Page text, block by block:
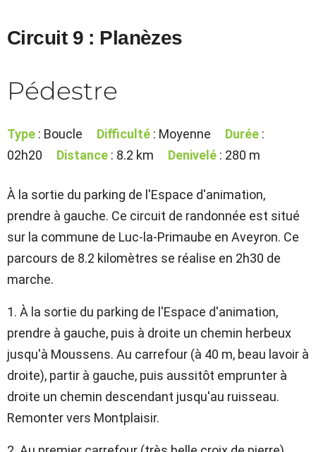
Circuit 9 : Planèzes
Pédestre
Type : Boucle Difficulté : Moyenne Durée :
02h20
Distance : 8.2 km Denivelé : 280 m
À la sortie du parking de l'Espace d'animation,
prendre à gauche. Ce circuit de randonnée est situé
sur la commune de Luc-la-Primaube en Aveyron. Ce
parcours de 8.2 kilomètres se réalise en 2h30 de
marche.
1. À la sortie du parking de l'Espace d'animation,
prendre à gauche, puis à droite un chemin herbeux
jusqu'à Moussens. Au carrefour (à 40 m, beau lavoir à
droite), partir à gauche, puis aussitôt emprunter à
droite un chemin descendant jusqu'au ruisseau.
Remonter vers Montplaisir.